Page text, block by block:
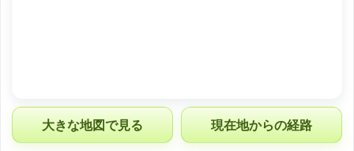
大きな地図で見る 現在地からの経路